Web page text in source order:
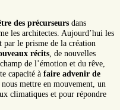
des précurseurs dans
les architectes. Aujourd’hui les
par le prisme de la création
récits, de nouvelles
de l’émotion et du rêve,
capacité à faire advenir de
nous mettre en mouvement, un
climatiques et pour répondre